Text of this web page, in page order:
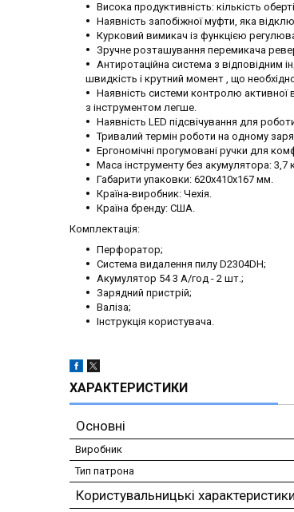
Висока продуктивність: кількість
Наявність запобіжної муфти, яка
Курковий вимикач із функцією
Зручне розташування перемикача
Антиротаційна система з відповідним
швидкість і крутний момент , що
Наявність системи контролю активної
з інструментом легше.
Наявність LED підсвічування для
Тривалий термін роботи на одному
Ергономічні прогумовані ручки для
Маса інструменту без акумулятора: 3,7
Габарити упаковки: 620х410х167 мм.
Країна-виробник: Чехія.
Країна бренду: США.
Комплектація:
Перфоратор;
Система видалення пилу D2304DH;
Акумулятор 54 3 А/год - 2 шт.;
Зарядний пристрій;
Валіза;
Інструкція користувача.
ХАРАКТЕРИСТИКИ
Основні
Виробник
Тип патрона
Користувальницькі характеристики